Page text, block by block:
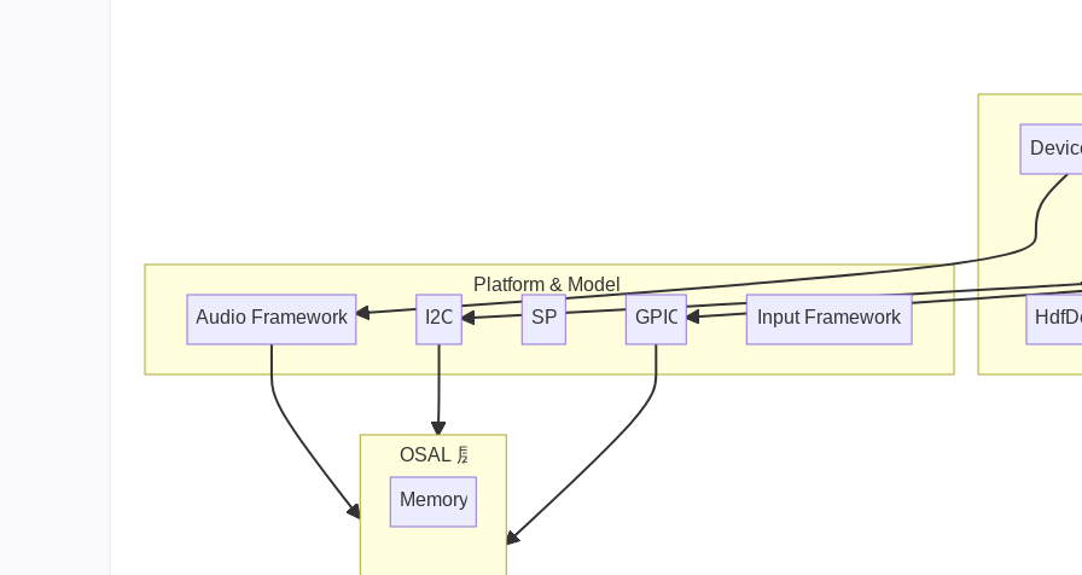
Platform & Model
OSAL 层
Memory
GPIO
I2C SPI
Audio Framework Input Framework